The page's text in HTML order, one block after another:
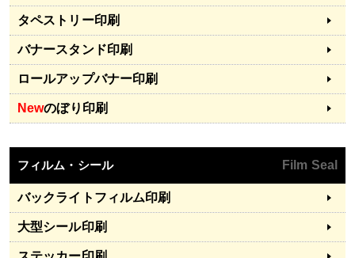
タペストリー印刷
バナースタンド印刷
ロールアップバナー印刷
Newのぼり印刷
フィルム・シール Film Seal
バックライトフィルム印刷
大型シール印刷